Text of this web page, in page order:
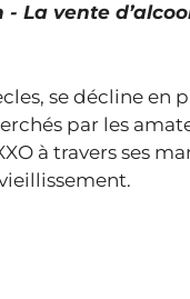
La vente
se décline en
par les
à travers ses